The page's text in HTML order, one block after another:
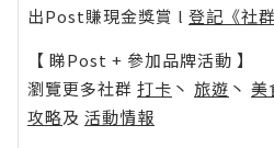
出Post賺現金獎賞 l 登記《社
【 睇Post + 參加品牌活動 】
瀏覽更多社群 打卡 丶 旅遊 丶 美
攻略及 活動情報